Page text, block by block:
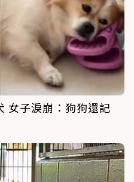
女子淚崩：狗狗還記